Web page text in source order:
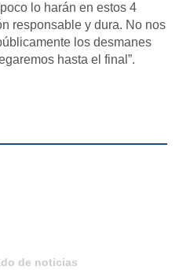
lo harán en estos 4
responsable y dura. No nos
los desmanes
hasta el final”.
de noticias